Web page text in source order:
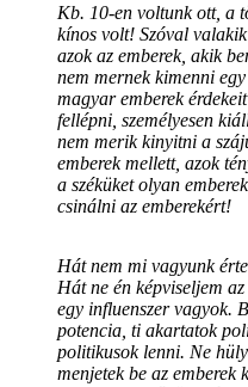
Kb. 10-en voltunk ott, a
kínos volt! Szóval
azok az emberek, akik
nem mernek kimenni
magyar emberek
fellépni, személyesen
nem merik kinyitni a
emberek mellett, azok
a széküket olyan
csinálni az emberekért!
Hát nem mi vagyunk
Hát ne én képviseljem
egy influenszer vagyok.
potencia, ti akartatok
politikusok lenni. Ne
menjetek be az emberek